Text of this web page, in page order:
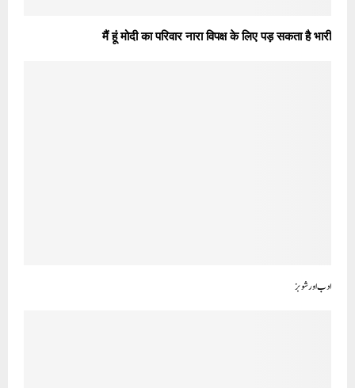
मैं हूं मोदी का परिवार नारा विपक्ष के लिए पड़ सकता है भारी
ادب اورشوبز